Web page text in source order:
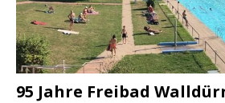
95 Jahre Freibad